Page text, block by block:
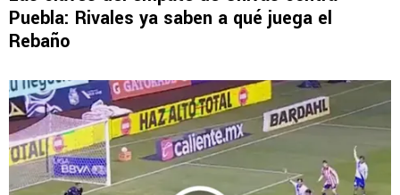
Puebla: Rivales ya saben a qué juega el
Rebaño